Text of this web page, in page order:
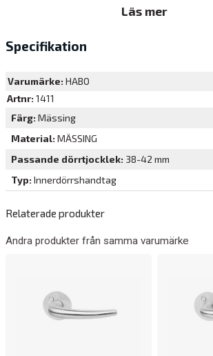
Läs mer
Specifikation
Varumärke: HABO
Artnr: 1411
Färg Mässing
Material MÄSSING
Passande dörrtjocklek 38-42 mm
Typ Innerdörrshandtag
Relaterade produkter
Andra produkter från samma varumärke